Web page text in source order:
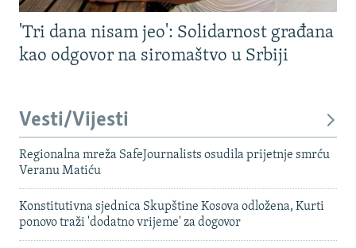
'Tri dana nisam jeo': Solidarnost građana
kao odgovor na siromaštvo u Srbiji
Vesti/Vijesti
Regionalna mreža SafeJournalists osudila prijetnje smrću
Veranu Matiću
Konstitutivna sjednica Skupštine Kosova odložena, Kurti
ponovo traži 'dodatno vrijeme' za dogovor